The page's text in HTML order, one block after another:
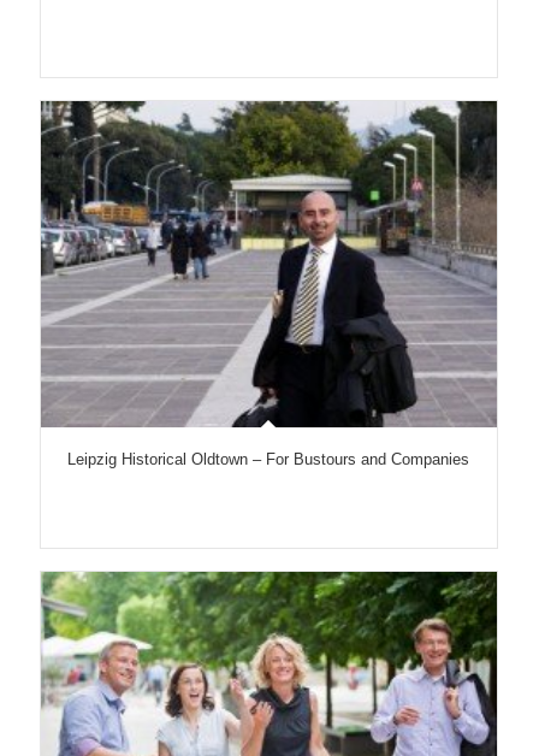
Leipzig Historical Oldtown – For Bustours and Companies